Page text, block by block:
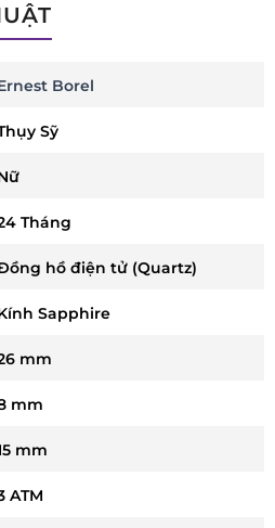
Borel
Sỹ
Tháng
hồ điện tử (Quartz)
Sapphire
mm
mm
mm
ATM